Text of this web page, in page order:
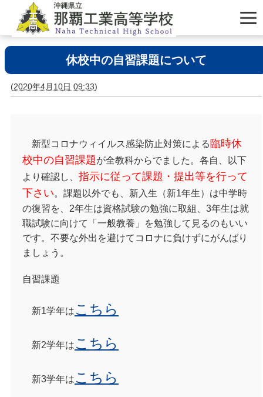
休校中の自習課題について
(2020年4月10日 09:33)
新型コロナウィイルス感染防止対策による 臨時休
校中の自習課題が全教科からでました。各自、以下
より確認し、 指示に従って課題・提出等を行って
下さい。課題以外でも、新入生（新1年生）は中学時
の復習を、2年生は資格試験の勉強に取組、3年生は就
職試験に向けて「一般教養」を勉強して見るのもいい
です。不要な外出を避けてコロナに負けずにがんばり
ましょう。
自習課題
新1学年はこちら
新2学年はこちら
新3学年はこちら